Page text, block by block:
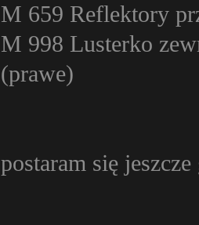
M 659 Reflektory
M 998 Lusterko
(prawe)
postaram się